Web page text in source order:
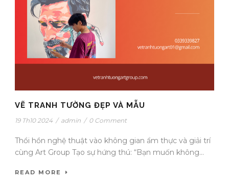
VẼ TRANH TƯỜNG ĐẸP VÀ MẪU
19 Th10 2024 / admin / 0 Comment
Thổi hồn nghệ thuật vào không gian ẩm thực và giải trí
cùng Art Group Tạo sự hứng thú: “Bạn muốn không...
READ MORE